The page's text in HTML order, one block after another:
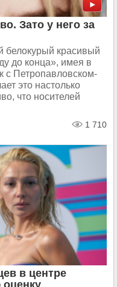
Зато у него за
белокурый красивый
до конца», имея в
с Петропавловском-
это настолько
что носителей
1 710
в центре